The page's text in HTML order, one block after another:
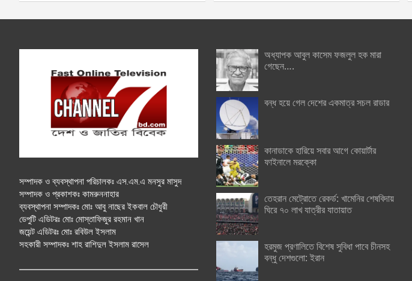
সম্পাদক ও ব্যবস্থাপনা পরিচালকঃ এস.এম.এ মনসুর মাসুদ
সম্পাদক ও প্রকাশকঃ কামরুননাহার
ব্যবস্থাপনা সম্পাদকঃ মোঃ আবু নাছের ইকবাল চৌধুরী
ডেপুটি এডিটরঃ মোঃ মোস্তাফিজুর রহমান খান
জয়েন্ট এডিটরঃ মোঃ রবিউল ইসলাম
সহকারী সম্পাদকঃ শাহ রাশিদুল ইসলাম রাসেল
অধ্যাপক আবুল কাসেম ফজলুল হক মারা
গেছেন….
বন্ধ হয়ে গেল দেশের একমাত্র সচল রাডার
কানাডাকে হারিয়ে সবার আগে কোয়ার্টার
ফাইনালে মরক্কো
তেহরান মেট্রোতে রেকর্ড: খামেনির শেষবিদায়
ঘিরে ৭০ লাখ যাত্রীর যাতায়াত
হরমুজ প্রণালিতে বিশেষ সুবিধা পাবে চীনসহ
বন্ধু দেশগুলো: ইরান